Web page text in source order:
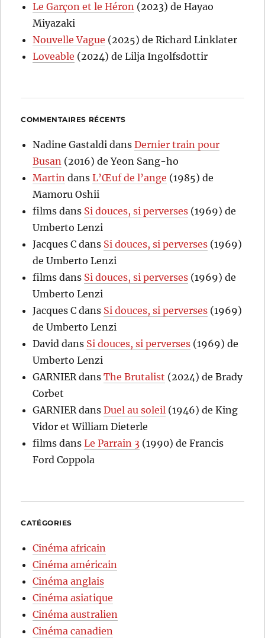
Le Garçon et le Héron (2023) de Hayao
Miyazaki
Nouvelle Vague (2025) de Richard Linklater
Loveable (2024) de Lilja Ingolfsdottir
COMMENTAIRES RÉCENTS
Nadine Gastaldi dansDernier train pour
Busan (2016) de Yeon Sang-ho
Martin dansL’Œuf de l’ange (1985) de
Mamoru Oshii
films dans Si douces, si perverses (1969) de
Umberto Lenzi
Jacques C dans Si douces, si perverses (1969)
de Umberto Lenzi
films dans Si douces, si perverses (1969) de
Umberto Lenzi
Jacques C dans Si douces, si perverses (1969)
de Umberto Lenzi
David dans Si douces, si perverses (1969) de
Umberto Lenzi
GARNIERdansThe Brutalist (2024) de Brady
Corbet
GARNIERdansDuel au soleil (1946) de King
Vidor et William Dieterle
films dansLe Parrain 3 (1990) de Francis
Ford Coppola
CATÉGORIES
Cinéma africain
Cinéma américain
Cinéma anglais
Cinéma asiatique
Cinéma australien
Cinéma canadien